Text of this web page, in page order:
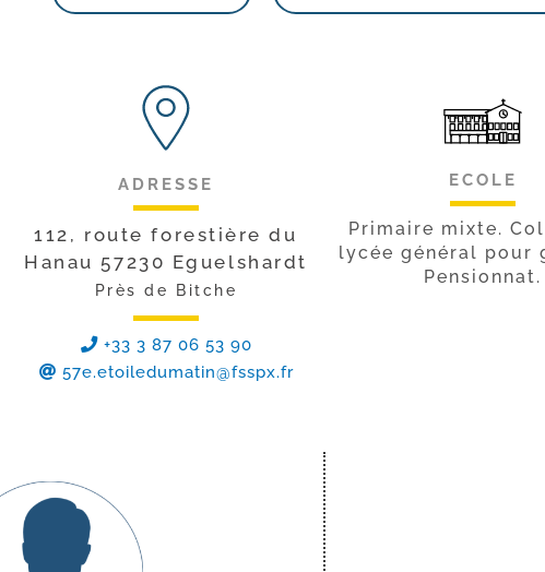
ADRESSE
112, route forestière du
Hanau 57230 Eguelshardt
Près de Bitche
+33 3 87 06 53 90
57e.etoiledumatin@fsspx.fr
ECOLE
Primaire mixte.
lycée général pour
Pensionnat.